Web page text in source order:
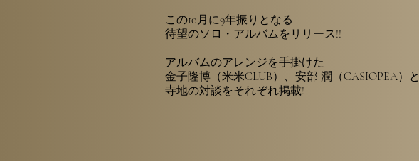
この10月に9年振りとなる
待望のソロ・アルバムをリリース!!
アルバムのアレンジを手掛けた
金子隆博（米米CLUB）、安部 潤（CASIOPEA）と
寺地の対談をそれぞれ掲載!